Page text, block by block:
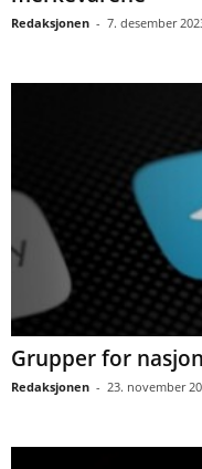
Redaksjonen - 7. desember
Grupper for
Redaksjonen - 23. november